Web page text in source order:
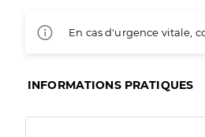
En cas d'urgence vitale,
INFORMATIONS PRATIQUES